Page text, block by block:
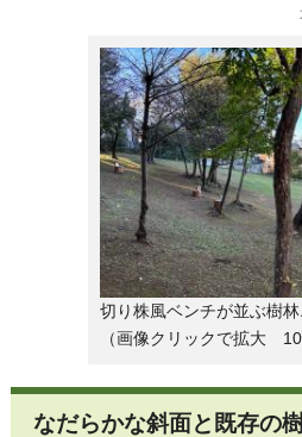
切り株風ベンチが並ぶ樹
（画像クリックで拡大
なだらかな斜面と既存の